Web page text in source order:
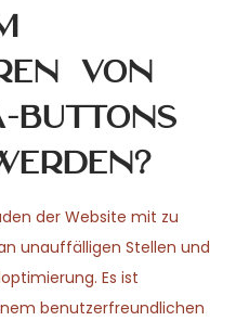
von
Buttons
der Website mit zu
unauffälligen Stellen und
Es ist
benutzerfreundlichen